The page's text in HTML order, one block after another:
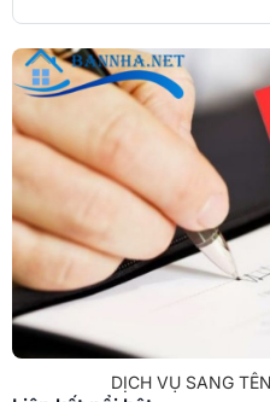
DỊCH VỤ SANG